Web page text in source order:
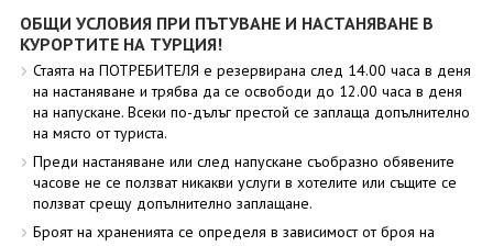
ОБЩИ УСЛОВИЯ ПРИ ПЪТУВАНЕ И НАСТАНЯВАНЕ В
КУРОРТИТЕ НА ТУРЦИЯ!
Стаята на ПОТРЕБИТЕЛЯ е резервирана след 14.00 часа в деня
на настаняване и трябва да се освободи до 12.00 часа в деня
на напускане. Всеки по-дълъг престой се заплаща допълнително
на място от туриста.
Преди настаняване или след напускане съобразно обявените
часове не се ползват никакви услуги в хотелите или същите се
ползват срещу допълнително заплащане.
Броят на храненията се определя в зависимост от броя на